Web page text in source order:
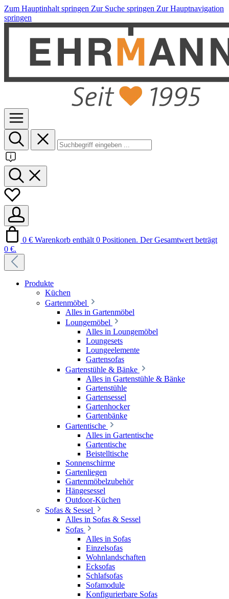
Zum Hauptinhalt springen Zur Suche springen Zur Hauptnavigation
springen
0 € Warenkorb enthält 0 Positionen. Der Gesamtwert beträgt
0 €.
Produkte
Küchen
Gartenmöbel
Alles in Gartenmöbel
Loungemöbel
Alles in Loungemöbel
Loungesets
Loungeelemente
Gartensofas
Gartenstühle & Bänke
Alles in Gartenstühle & Bänke
Gartenstühle
Gartensessel
Gartenhocker
Gartenbänke
Gartentische
Alles in Gartentische
Gartentische
Beistelltische
Sonnenschirme
Gartenliegen
Gartenmöbelzubehör
Hängesessel
Outdoor-Küchen
Sofas & Sessel
Alles in Sofas & Sessel
Sofas
Alles in Sofas
Einzelsofas
Wohnlandschaften
Ecksofas
Schlafsofas
Sofamodule
Konfigurierbare Sofas